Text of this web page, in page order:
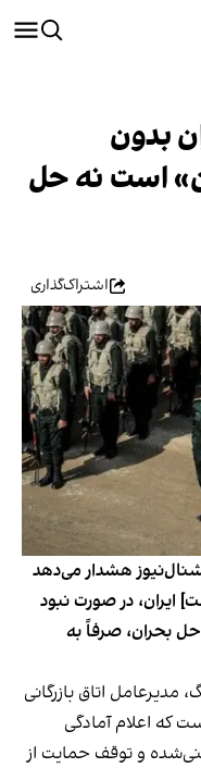
بدون
است نه حل
اشتراک‌گذاری
هشدار می‌دهد
ایران، در صورت نبود
بحران، صرفاً به
اتاق بازرگانی
که اعلام آمادگی
و توقف حمایت از